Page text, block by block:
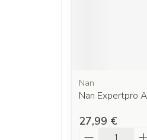
Nan
Nan Expertpro
27,99 €
Quantité